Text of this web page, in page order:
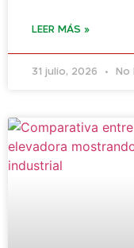
LEER MÁS »
31 julio, 2026 No